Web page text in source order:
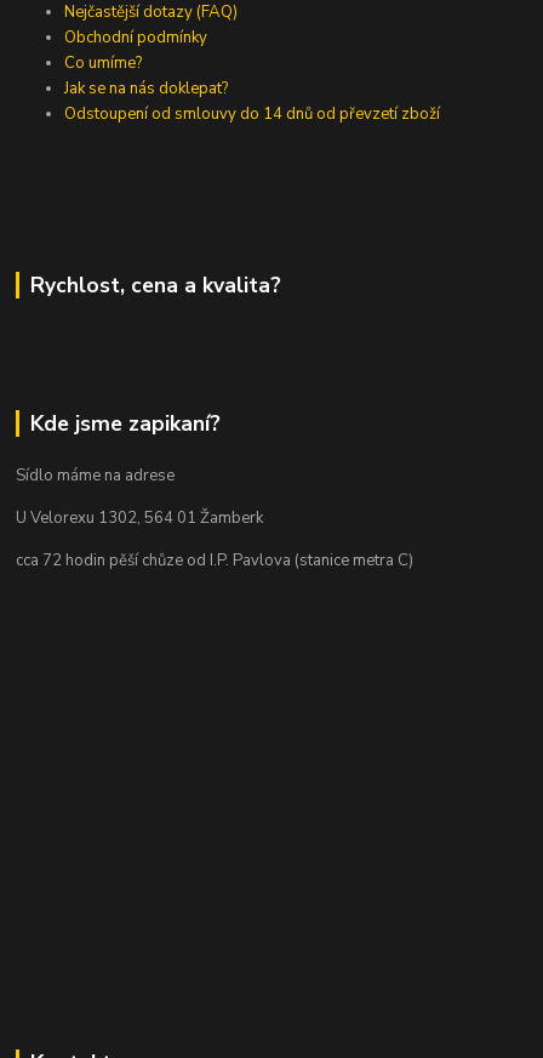
Nejčastější dotazy (FAQ)
Obchodní podmínky
Co umíme?
Jak se na nás doklepat?
Odstoupení od smlouvy do 14 dnů od převzetí zboží
Rychlost, cena a kvalita?
Kde jsme zapikaní?
Sídlo máme na adrese
U Velorexu 1302, 564 01 Žamberk
cca 72 hodin pěší chůze od I.P. Pavlova (stanice metra C)